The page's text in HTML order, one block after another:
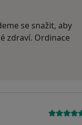
se snažit, aby
zdraví. Ordinace